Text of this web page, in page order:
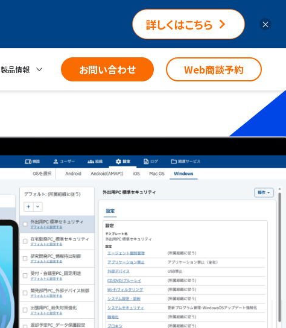
詳しくはこちら ×
製品情報 お問い合わせ Web商談予約